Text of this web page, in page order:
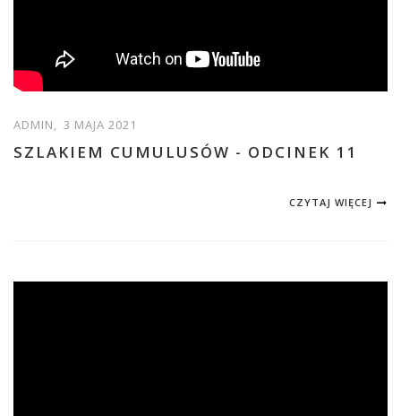
ADMIN, 3 MAJA 2021
SZLAKIEM CUMULUSÓW - ODCINEK 11
CZYTAJ WIĘCEJ